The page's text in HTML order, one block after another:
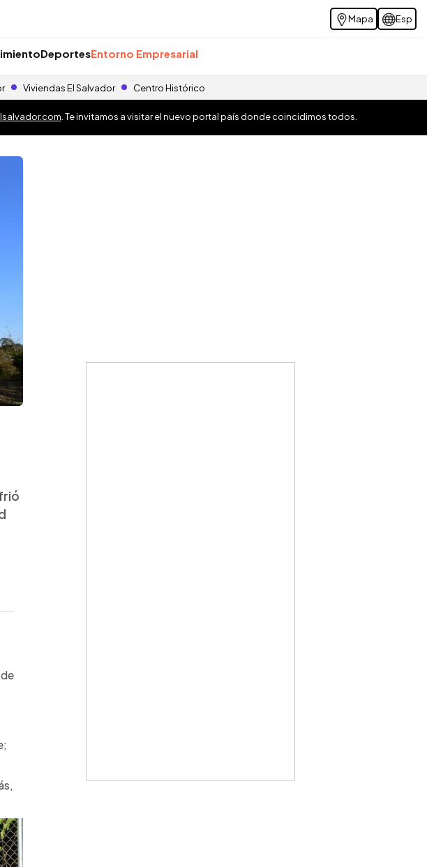
Mapa Esp
DeportesEntorno Empresarial
Viviendas El Salvador Centro Histórico
. Te invitamos a visitar el nuevo portal país donde coincidimos todos.